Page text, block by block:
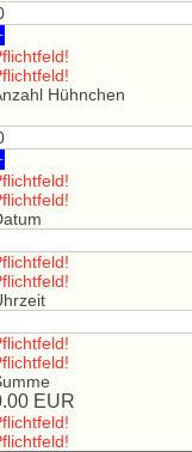
Hühnchen
EUR